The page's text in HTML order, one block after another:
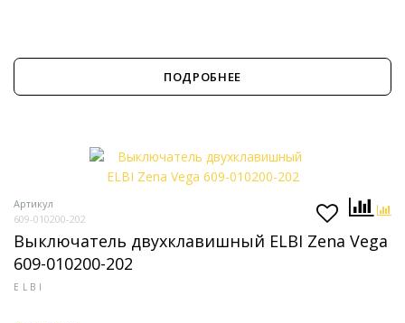
ПОДРОБНЕЕ
Артикул
609-010200-202
Выключатель двухклавишный ELBI Zena Vega
609-010200-202
ELBI